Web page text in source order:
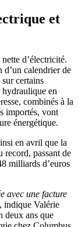
et
d’électricité.
calendrier de
certains
en
combinés à la
importés, vont
énergétique.
en avril que la
record, passant de
milliards d’euros
avec une facture
, indique Valérie
deux ans que